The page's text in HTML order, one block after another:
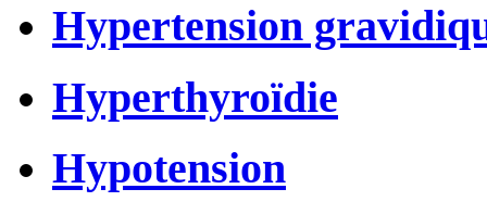
Hypertension
Hyperthyroïdie
Hypotension